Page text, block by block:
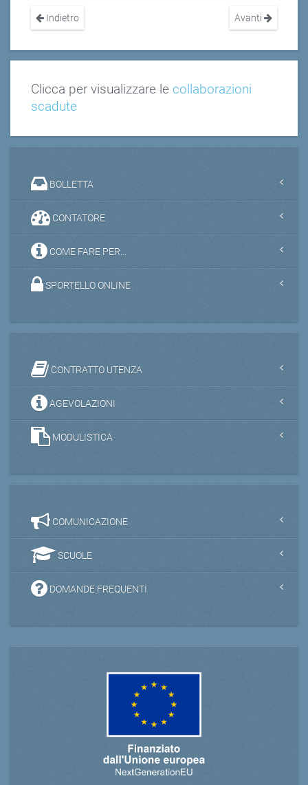
Indietro Avanti
Clicca per visualizzare le collaborazioni
scadute
BOLLETTA
CONTATORE
COME FARE PER...
SPORTELLO ONLINE
CONTRATTO UTENZA
AGEVOLAZIONI
MODULISTICA
COMUNICAZIONE
SCUOLE
DOMANDE FREQUENTI